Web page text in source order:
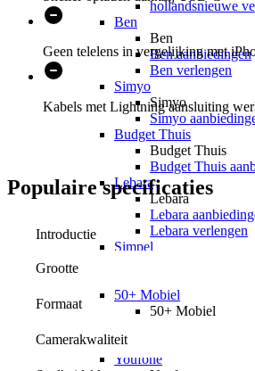
hollandsnieuwe
Ben
Ben
Ben aanbiedingen
Ben verlengen
Simyo
Simyo
Simyo
Budget Thuis
Budget Thuis
Budget Thuis
Lebara
Lebara
Lebara
Lebara verlengen
Simpel
50+ Mobiel
50+ Mobiel
Youfone
Geen telelens in vergelijking met
Kabels met Lightning aansluiting
Populairespecificaties
Introductie
Grootte
Formaat
Camerakwaliteit